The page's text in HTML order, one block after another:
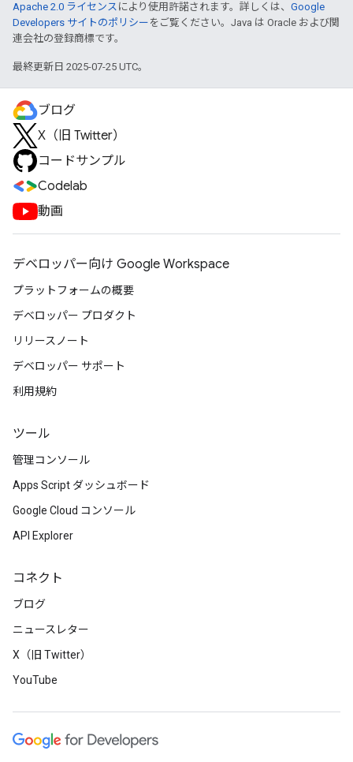
Apache 2.0 ライセンス により使用許諾されます。詳しくは、 Google
Developers サイトのポリシー をご覧ください。Java は Oracle および関
連会社の登録商標です。
最終更新日 2025-07-25 UTC。
ブログ
X（旧 Twitter）
コードサンプル
Codelab
動画
デベロッパー向け Google Workspace
プラットフォームの概要
デベロッパー プロダクト
リリースノート
デベロッパー サポート
利用規約
ツール
管理コンソール
Apps Script ダッシュボード
Google Cloud コンソール
API Explorer
コネクト
ブログ
ニュースレター
X（旧 Twitter）
YouTube